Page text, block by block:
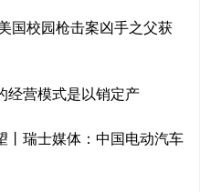
国校园枪击案凶手之父获
经营模式是以销定产
丨瑞士媒体：中国电动汽车